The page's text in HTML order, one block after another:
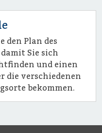
den Plan des
Sie sich
und einen
die verschiedenen
bekommen.